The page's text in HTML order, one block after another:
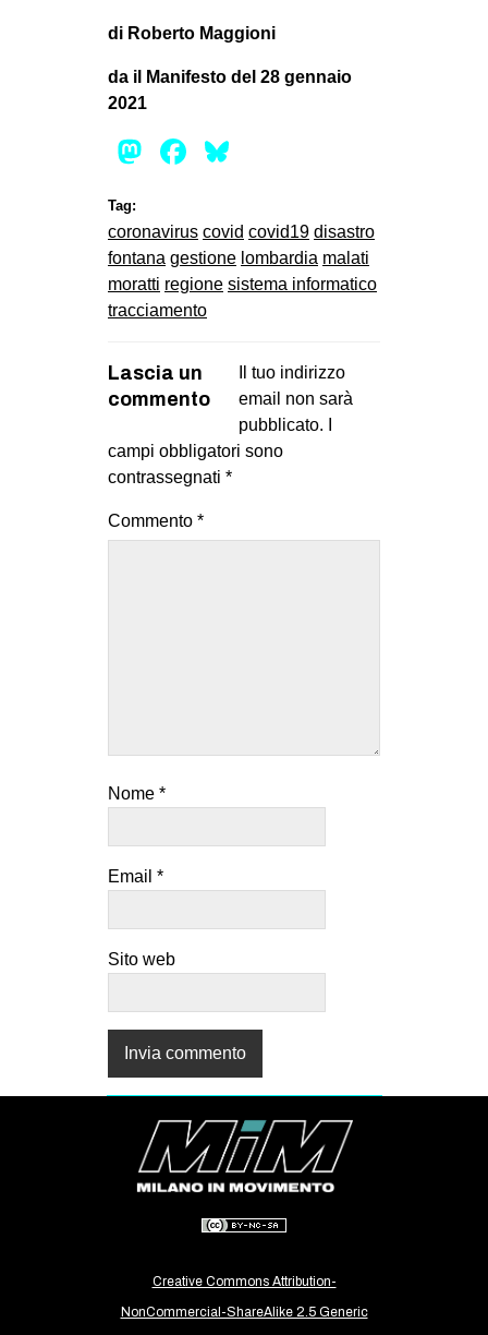
di Roberto Maggioni
da il Manifesto del 28 gennaio
2021
Mastodon
Facebook
Tag:
coronavirus covid covid19 disastro
fontana gestione lombardia malati
moratti regione sistema informatico
tracciamento
Lascia un
commento
Il tuo indirizzo
email non sarà
pubblicato.
campi obbligatori sono
contrassegnati *
Commento *
Nome *
Email *
Sito web
Creative Commons Attribution-
NonCommercial-ShareAlike 2.5 Generic